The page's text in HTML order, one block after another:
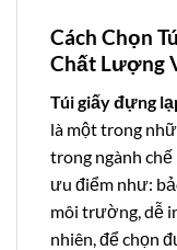
Cách Chọn
Chất Lượng
Túi giấy đựng
là một trong
trong ngành
ưu điểm như:
môi trường, dễ
nhiên, để chọn